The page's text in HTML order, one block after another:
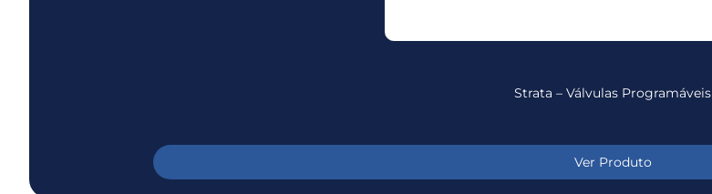
Strata – Válvulas Programáveis
Ver Produto